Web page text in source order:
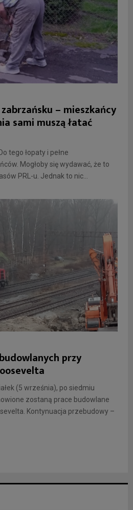
– mieszkańcy
sami muszą łatać
tego łopaty i pełne
Mogłoby się wydawać, że to
PRL-u. Jednak to nic...
przy
(5 września), po siedmiu
zostaną prace budowlane
Kontynuacja przebudowy –